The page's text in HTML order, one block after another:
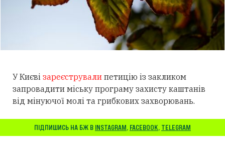
У Києві зареєстрували петицію із закликом
запровадити міську програму захисту каштанів
від мінуючої молі та грибкових захворювань.
ПІДПИШИСЬ НА БЖ В INSTAGRAM, FACEBOOK, TELEGRAM